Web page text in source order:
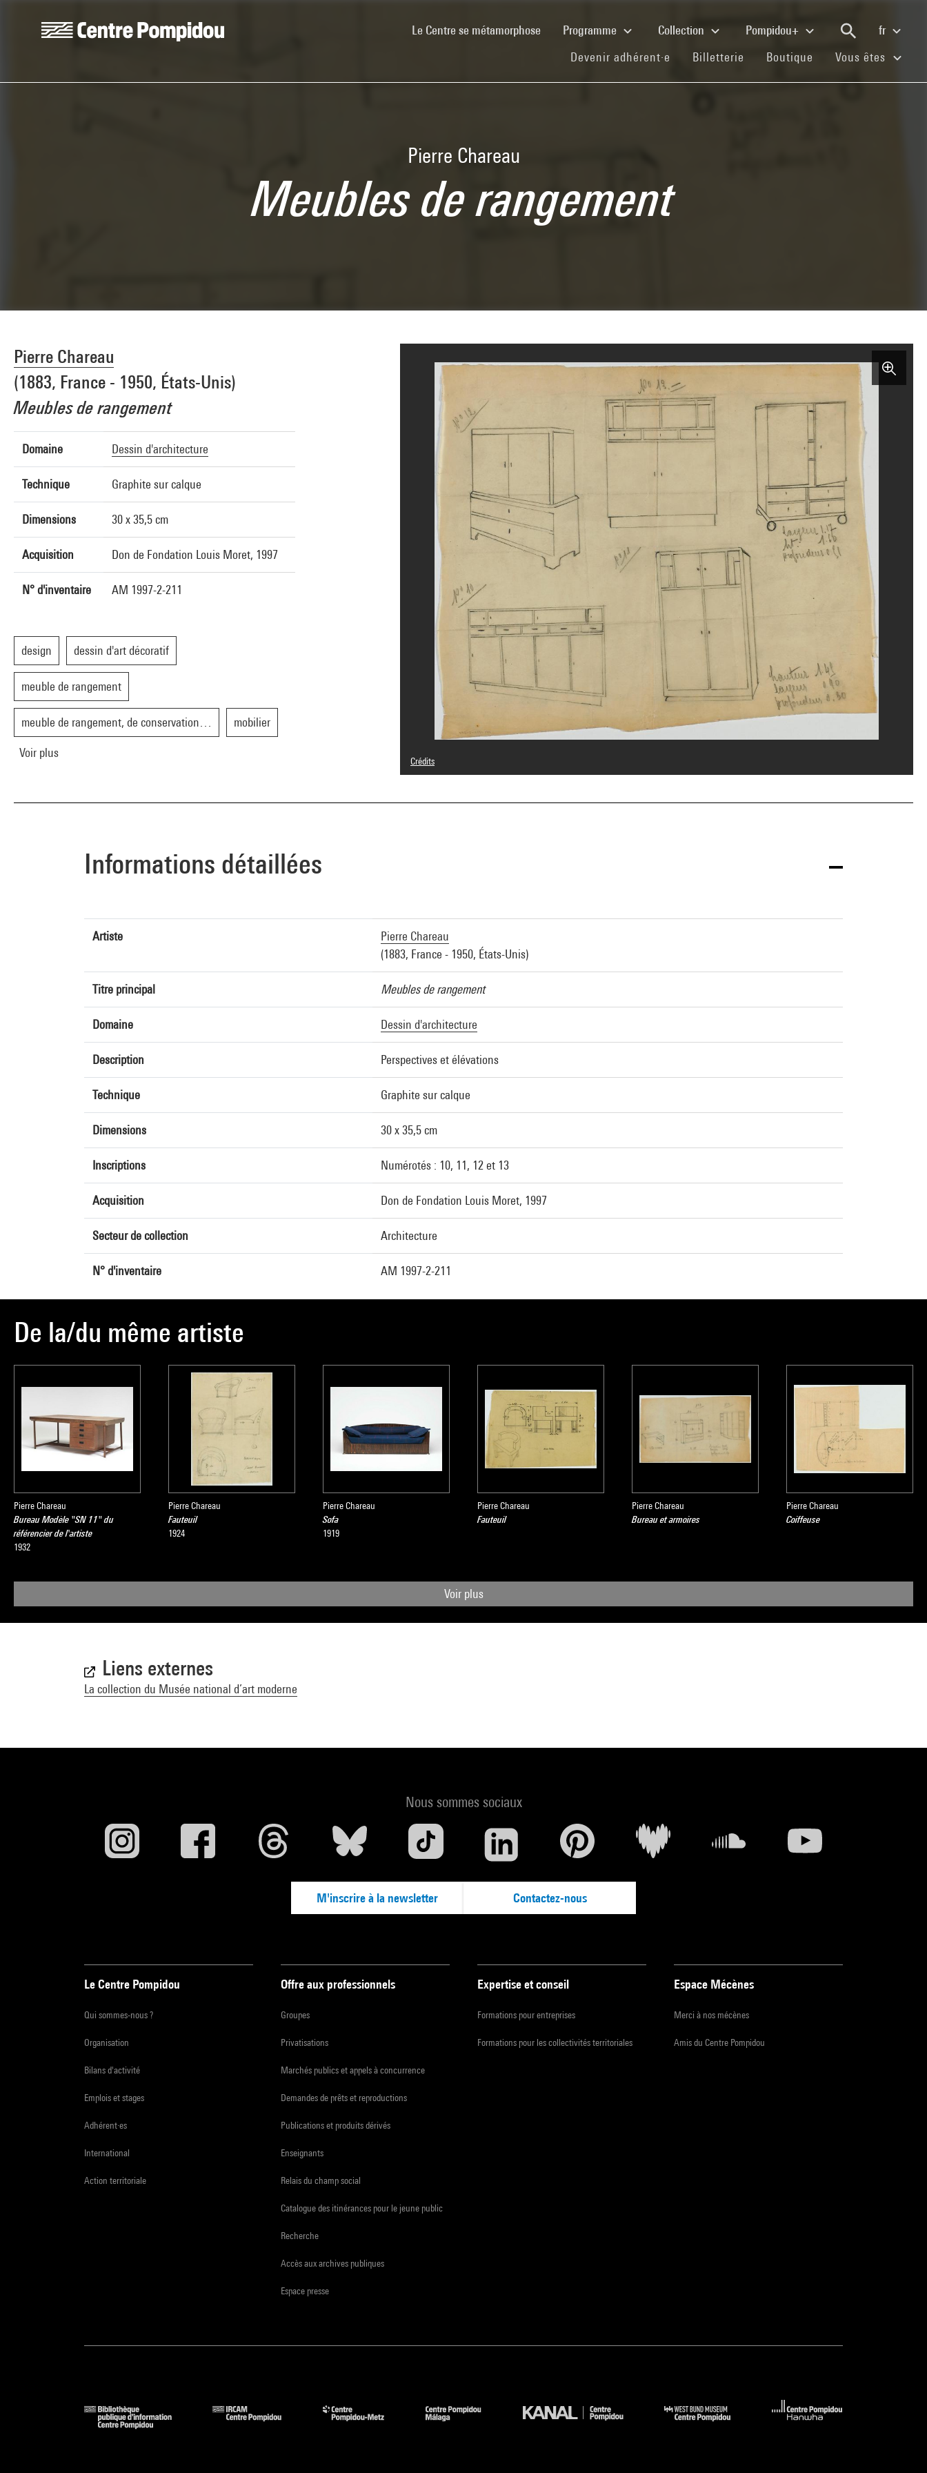
Le Centre se métamorphose(current)Programme Collection Pompidou+
fr
Devenir adhérent·e (current)
Billetterie (current)
Boutique (current)
Vous êtes
Pierre Chareau
Meubles de rangement
Pierre Chareau
(1883, France - 1950, États-Unis)
Meubles de rangement
Domaine Dessin d'architecture
Technique Graphite sur calque
Dimensions 30 x 35,5 cm
Acquisition Don de Fondation Louis Moret, 1997
N° d'inventaire AM 1997-2-211
design dessin d'art décoratif
meuble de rangement
meuble de rangement, de conservation… mobilier
Voir plus
Crédits
Domaine public
Réf. image : 4N21236
Informations détaillées
Artiste
Pierre Chareau
(1883, France - 1950, États-Unis)
Titre principal Meubles de rangement
Domaine Dessin d'architecture
Description Perspectives et élévations
Technique Graphite sur calque
Dimensions 30 x 35,5 cm
Inscriptions Numérotés : 10, 11, 12 et 13
Acquisition Don de Fondation Louis Moret, 1997
Secteur de collection Architecture
N° d'inventaire AM 1997-2-211
De la/du même artiste
Pierre Chareau
Bureau Modèle "SN 11" du
référencier de l'artiste
1932
Pierre Chareau
Fauteuil
1924
Pierre Chareau
Sofa
1919
Pierre Chareau
Fauteuil
Pierre Chareau
Bureau et armoires
Pierre Chareau
Coiffeuse
Voir plus
Liens externes
La collection du Musée national d’art moderne
Nous sommes sociaux
M'inscrire à la newsletter Contactez-nous
Le Centre Pompidou
Qui sommes-nous ?
Organisation
Bilans d'activité
Emplois et stages
Adhérent·es
International
Action territoriale
Offre aux professionnels
Groupes
Privatisations
Marchés publics et appels à concurrence
Demandes de prêts et reproductions
Publications et produits dérivés
Enseignants
Relais du champ social
Catalogue des itinérances pour le jeune public
Recherche
Accès aux archives publiques
Espace presse
Expertise et conseil
Formations pour entreprises
Formations pour les collectivités territoriales
Espace Mécènes
Merci à nos mécènes
Amis du Centre Pompidou